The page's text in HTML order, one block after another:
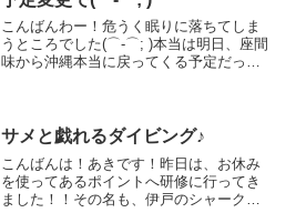
こんばんわー！危うく眠りに落ちてしま
うところでした(⌒-⌒; )本当は明日、座間
味から沖縄本当に戻ってくる予定だった
てて機材片付...
サメと戯れるダイビング♪
こんばんは！あきです！昨日は、お休み
を使ってあるポイントへ研修に行ってき
ました！！その名も、伊戸のシャークダ